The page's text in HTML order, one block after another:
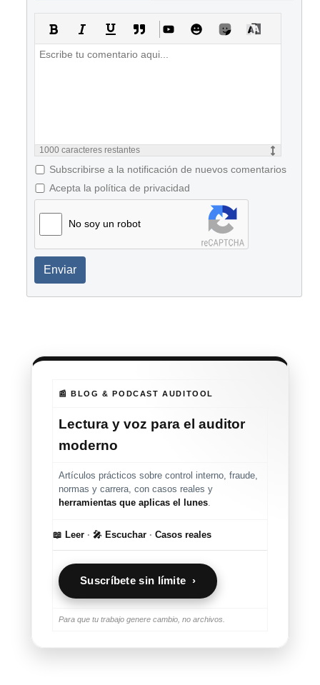
1000 caracteres restantes
Subscribirse a la notificación de nuevos comentarios
Acepta la política de privacidad
No soy un robot
Enviar
📰 BLOG & PODCAST AUDITOOL
Lectura y voz para el auditor
moderno
Artículos prácticos sobre control interno, fraude,
normas y carrera, con casos reales y
herramientas que aplicas el lunes.
📖 Leer · 🎤 Escuchar · Casos reales
Suscríbete sin límite ›
Para que tu trabajo genere cambio, no archivos.